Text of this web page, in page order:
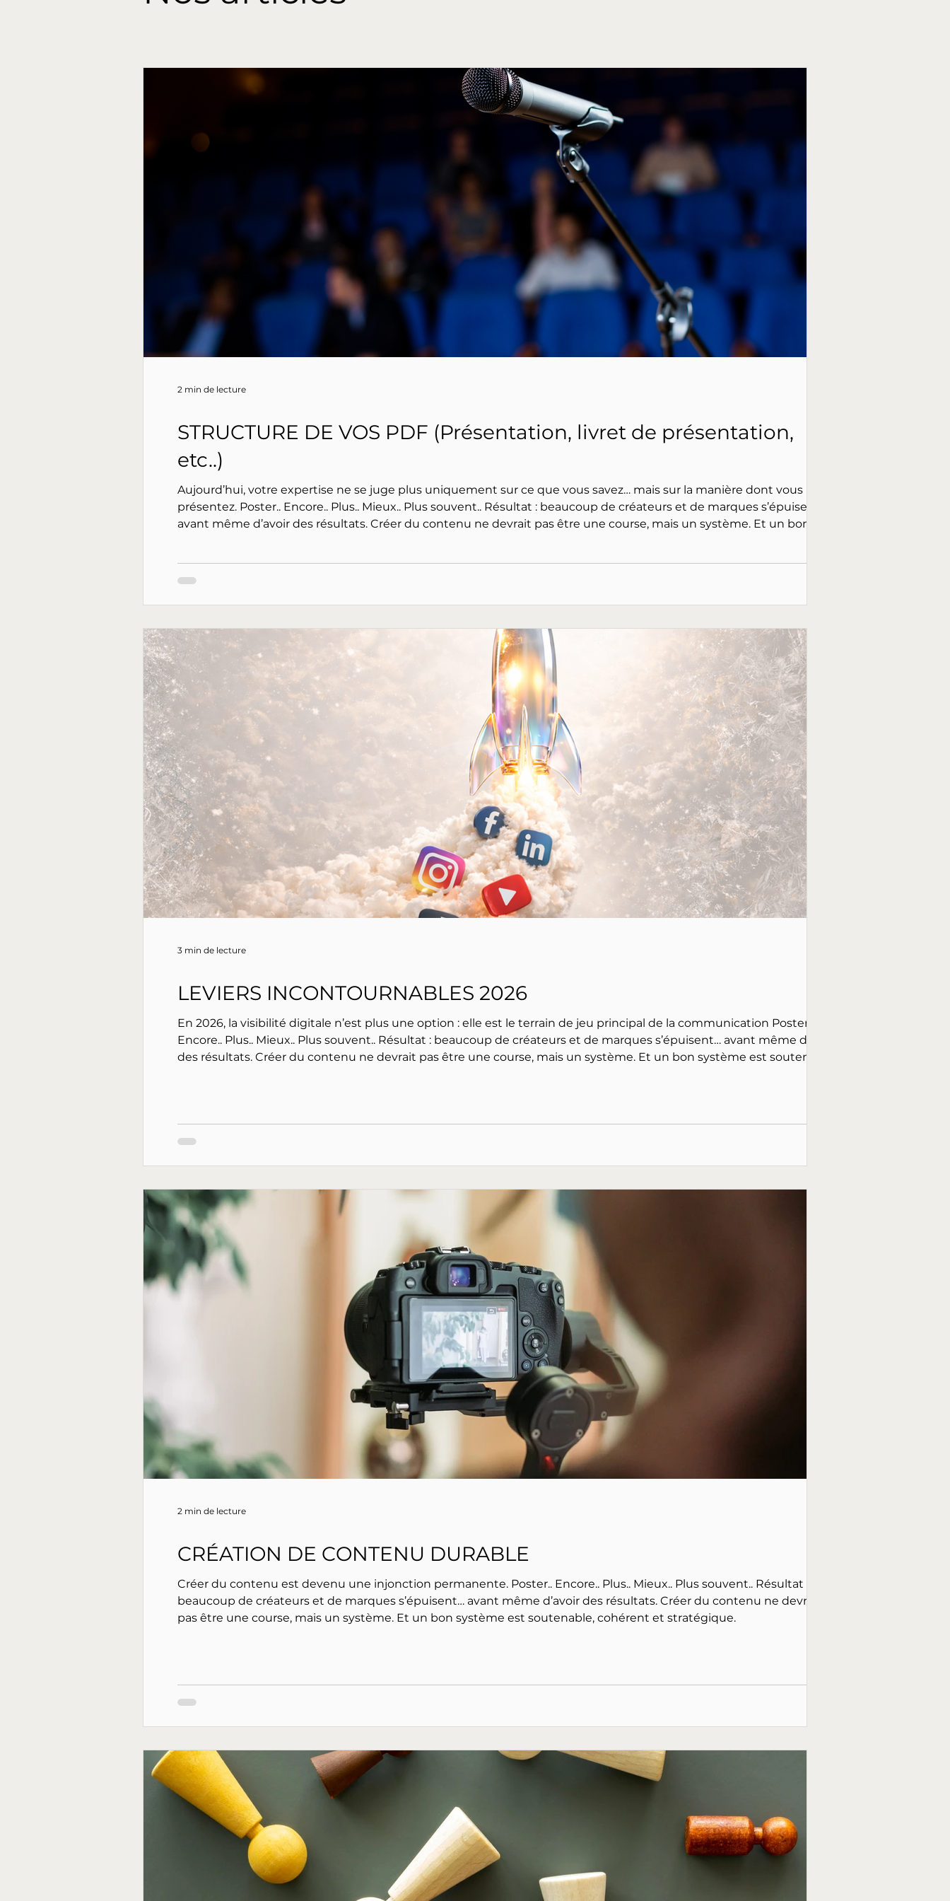
STRUCTURE DE VOS PDF (Présentation, livret de présentation,
etc..)
Aujourd’hui, votre expertise ne se juge plus uniquement sur ce que vous savez… mais sur la manière dont vous le
présentez. Poster.. Encore.. Plus.. Mieux.. Plus souvent.. Résultat : beaucoup de créateurs et de marques s’épuisent…
avant même d’avoir des résultats. Créer du contenu ne devrait pas être une course, mais un système. Et un bon
2 min de lecture
LEVIERS INCONTOURNABLES 2026
En 2026, la visibilité digitale n’est plus une option : elle est le terrain de jeu principal de la communication Poster..
Encore.. Plus.. Mieux.. Plus souvent.. Résultat : beaucoup de créateurs et de marques s’épuisent… avant même d’avoir
des résultats. Créer du contenu ne devrait pas être une course, mais un système. Et un bon système est soutenable,
3 min de lecture
CRÉATION DE CONTENU DURABLE
Créer du contenu est devenu une injonction permanente. Poster.. Encore.. Plus.. Mieux.. Plus souvent.. Résultat :
beaucoup de créateurs et de marques s’épuisent… avant même d’avoir des résultats. Créer du contenu ne devrait
pas être une course, mais un système. Et un bon système est soutenable, cohérent et stratégique.
2 min de lecture